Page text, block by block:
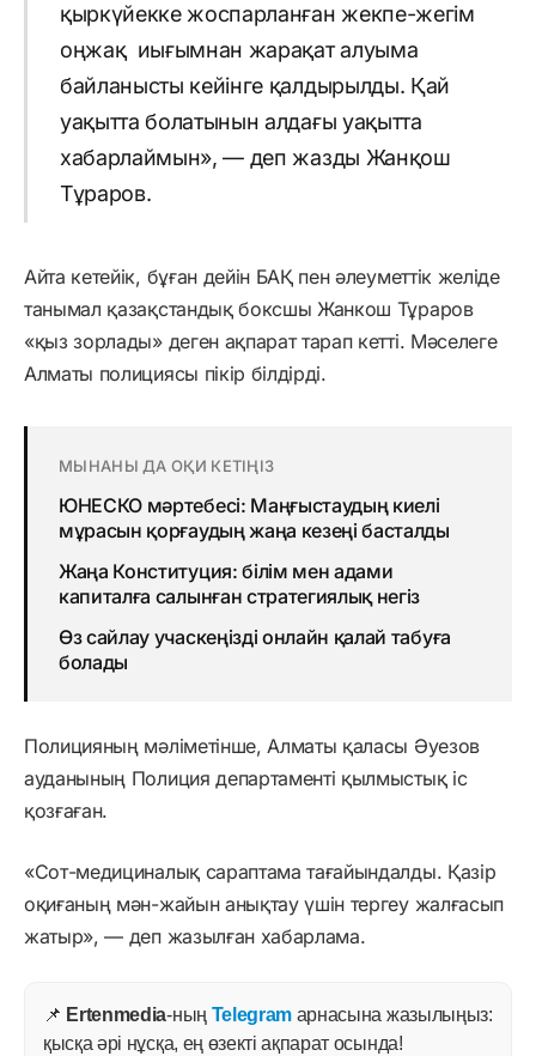
қыркүйекке жоспарланған жекпе-жегім
оңжақ иығымнан жарақат алуыма
байланысты кейінге қалдырылды. Қай
уақытта болатынын алдағы уақытта
хабарлаймын», — деп жазды Жанқош
Тұраров.
Айта кетейік, бұған дейін БАҚ пен әлеуметтік желіде
танымал қазақстандық боксшы Жанкош Тұраров
«қыз зорлады» деген ақпарат тарап кетті. Мәселеге
Алматы полициясы пікір білдірді.
МЫНАНЫ ДА ОҚИ КЕТІҢІЗ
ЮНЕСКО мәртебесі: Маңғыстаудың киелі
мұрасын қорғаудың жаңа кезеңі басталды
Жаңа Конституция: білім мен адами
капиталға салынған стратегиялық негіз
Өз сайлау учаскеңізді онлайн қалай табуға
болады
Полицияның мәліметінше, Алматы қаласы Әуезов
ауданының Полиция департаменті қылмыстық іс
қозғаған.
«Сот-медициналық сараптама тағайындалды. Қазір
оқиғаның мән-жайын анықтау үшін тергеу жалғасып
жатыр», — деп жазылған хабарлама.
📌 Ertenmedia-ның Telegram арнасына жазылыңыз:
қысқа әрі нұсқа, ең өзекті ақпарат осында!